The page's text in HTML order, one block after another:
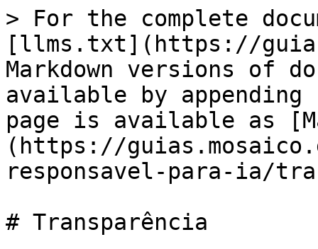
> For the complete
[llms.txt](https://
Markdown versions of
available by
page is available as
(https://
responsavel-para-ia/
# Transparência